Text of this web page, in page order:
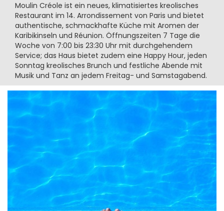
Moulin Créole ist ein neues, klimatisiertes kreolisches
Restaurant im 14. Arrondissement von Paris und bietet
authentische, schmackhafte Küche mit Aromen der
Karibikinseln und Réunion. Öffnungszeiten 7 Tage die
Woche von 7:00 bis 23:30 Uhr mit durchgehendem
Service; das Haus bietet zudem eine Happy Hour, jeden
Sonntag kreolisches Brunch und festliche Abende mit
Musik und Tanz an jedem Freitag- und Samstagabend.